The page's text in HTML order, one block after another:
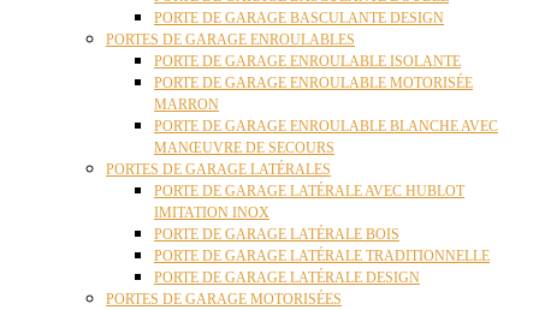
PORTE DE GARAGE BASCULANTE DESIGN
PORTES DE GARAGE ENROULABLES
PORTE DE GARAGE ENROULABLE ISOLANTE
PORTE DE GARAGE ENROULABLE MOTORISÉE
MARRON
PORTE DE GARAGE ENROULABLE BLANCHE AVEC
MANŒUVRE DE SECOURS
PORTES DE GARAGE LATÉRALES
PORTE DE GARAGE LATÉRALE AVEC HUBLOT
IMITATION INOX
PORTE DE GARAGE LATÉRALE BOIS
PORTE DE GARAGE LATÉRALE TRADITIONNELLE
PORTE DE GARAGE LATÉRALE DESIGN
PORTES DE GARAGE MOTORISÉES